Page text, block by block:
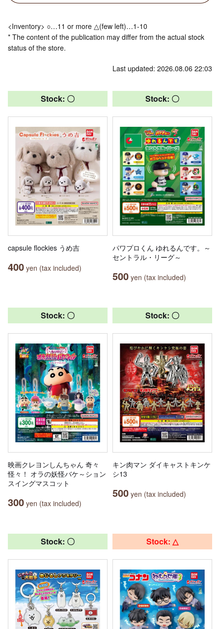
<Inventory> ○…11 or more △(few left)…1-10
* The content of the publication may differ from the actual stock
status of the store.
Last updated: 2026.08.06 22:03
Stock: 〇
capsule flockies うめ吉
400 yen (tax included)
Stock: 〇
パワプロくん ゆれるんです。～
セントラル・リーグ～
500 yen (tax included)
Stock: 〇
映画クレヨンしんちゃん 奇々
怪々！ オラの妖怪バケ～ション
スイングマスコット
300 yen (tax included)
Stock: 〇
キン肉マン ダイキャストキンケ
シ13
500 yen (tax included)
Stock: 〇 Stock: △